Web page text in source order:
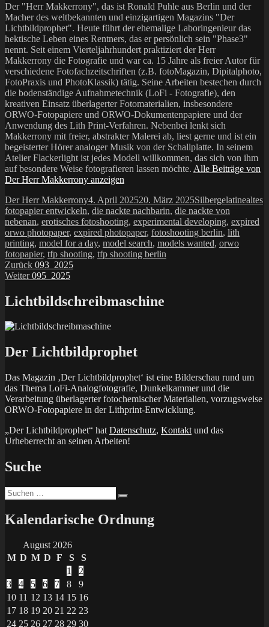
Der "Herr Makkerrony", das ist Ronald Puhle aus Berlin und der
Macher des weltbekannten und einzigartigen Magazins "Der
Lichtbildprophet". Heute führt der ehemalige Laboringenieur das
hektische Leben eines Rentners, das er persönlich sein "Phase3"
nennt. Seit einem Vierteljahrhundert praktiziert der Herr
Makkerrony die Fotografie und war ca. 15 Jahre als freier Autor für
verschiedene Fotofachzeitschriften (z.B. fotoMagazin, Dipitalphoto,
FotoPraxis und PhotoKlassik) tätig. Seine Arbeiten bestechen durch
die bodenständige Aufnahmetechnik (LoFi - Fotografie), den
kreativen Einsatz überlagerter Fotomaterialien, insbesondere
ORWO-Fotopapiere und ORWO-Dokumentenpapiere und der
Anwendung des Lith Print-Verfahren. Nebenbei lenkt sich
Makkerrony mit freier, abstrakter Malerei ab, liest gerne und ist ein
begeisterter Hörer analoger Musik von der Schallplatte. In seinem
Atelier Flackerlight ist jedes Modell willkommen, das sich von ihm
auf besondere Weise fotografieren lassen möchte. Alle Beiträge von
Der Herr Makkerrony anzeigen
Autor
Der Herr MakkerronyVeröffentlicht
am
4. April 202520. März 2025Kategorien
Silbergelatinealtes
fotopapier entwickeln, die nackte nachbarin, die nackte von
nebenan, erotisches fotoshooting, experimental developing, expired
orwo photopaper, expired photopaper, fotoshooting berlin, lith
printing, model for a day, model search, models wanted, orwo
fotopapier, tfp shooting, tfp shooting berlin
Beitragsnavigation
Zurück Vorheriger
Beitrag:
093_2025
Weiter Nächster
095_2025
Lichtbildschreibmaschine
Der Lichtbildprophet
Das Magazin ‚Der Lichtbildprophet‘ ist eine Bilderschau rund um
das Thema LoFi-Analogfotografie, Dunkelkammer und die
Verarbeitung überlagerter fotochemischer Materialien, vorzugsweise
ORWO-Fotopapiere in der Lithprint-Entwicklung.
„Der Lichtbildprophet“ hat Datenschutz, Kontakt und das
Urheberrecht an seinen Arbeiten!
Suche
Suchen
nach:
Kalendarische Ordnung
August 2026
M D M D F S
S
1
2
3
4 5 6 7 8
9
10 11 12 13 14 15 16
17 18 19 20 21 22 23
24 25 26 27 28 29 30